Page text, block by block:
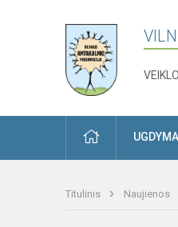
PRADŽIA
Titulinis Naujienos